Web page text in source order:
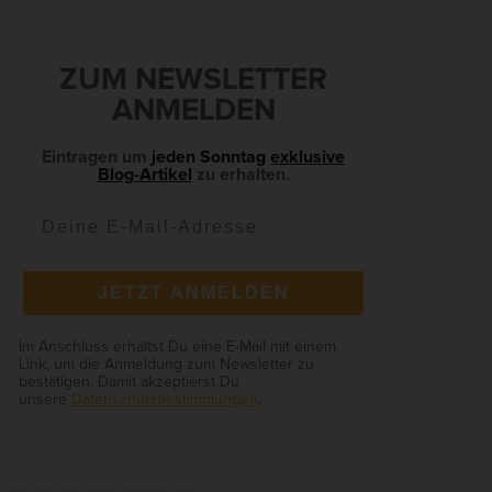
ZUM NEWSLETTER
ANMELDEN
Eintragen um jeden Sonntag exklusive
Blog-Artikel
zu erhalten.
JETZT ANMELDEN
Im Anschluss erhältst Du eine E-Mail mit einem
Link, um die Anmeldung zum Newsletter zu
bestätigen. Damit akzeptierst Du
unsere Datenschutzbestimmungen .
Anonyme Statistiken